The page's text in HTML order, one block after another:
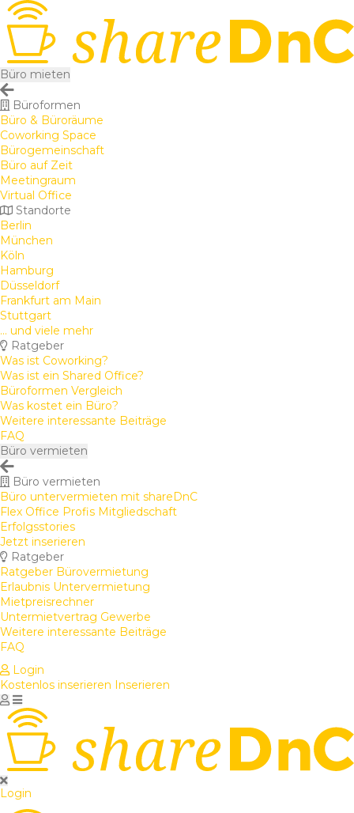
Büro mieten
Büroformen
Büro & Büroräume
Coworking Space
Bürogemeinschaft
Büro auf Zeit
Meetingraum
Virtual Office
Standorte
Berlin
München
Köln
Hamburg
Düsseldorf
Frankfurt am Main
Stuttgart
... und viele mehr
Ratgeber
Was ist Coworking?
Was ist ein Shared Office?
Büroformen Vergleich
Was kostet ein Büro?
Weitere interessante Beiträge
FAQ
Büro vermieten
Büro vermieten
Büro untervermieten mit shareDnC
Flex Office Profis Mitgliedschaft
Erfolgsstories
Jetzt inserieren
Ratgeber
Ratgeber Bürovermietung
Erlaubnis Untervermietung
Mietpreisrechner
Untermietvertrag Gewerbe
Weitere interessante Beiträge
FAQ
Login
Kostenlos inserieren Inserieren
Login